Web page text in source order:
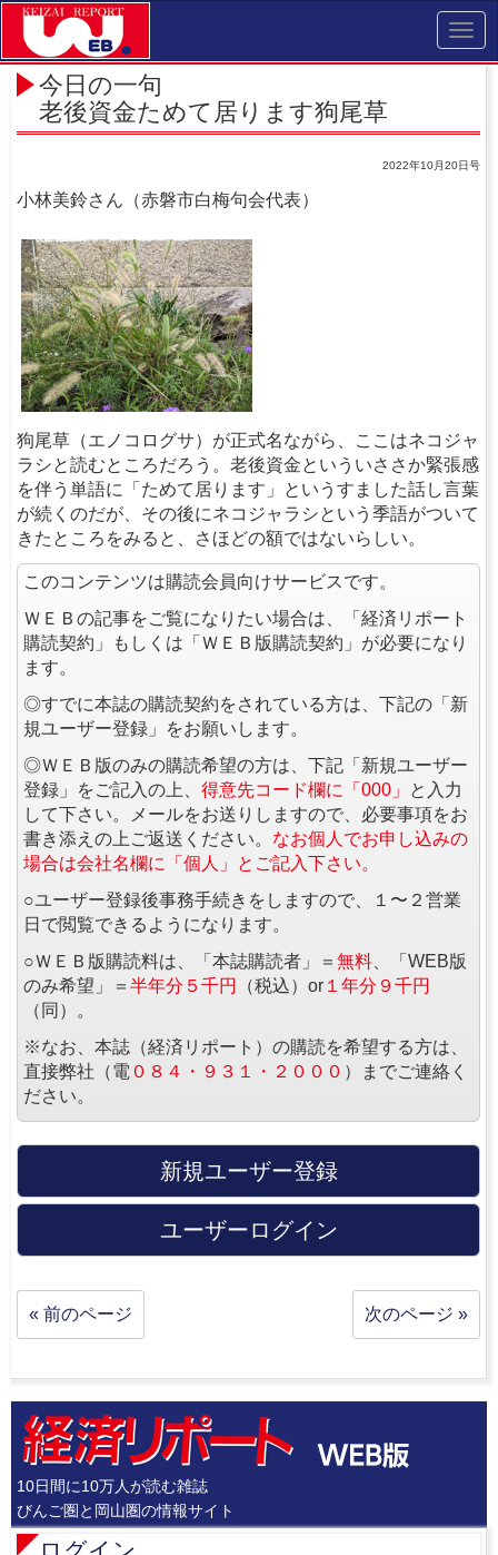
今日の一句
老後資金ためて居ります狗尾草
2022年10月20日号
小林美鈴さん（赤磐市白梅句会代表）
狗尾草（エノコログサ）が正式名ながら、ここはネコジャ
ラシと読むところだろう。老後資金といういささか緊張感
を伴う単語に「ためて居ります」というすました話し言葉
が続くのだが、その後にネコジャラシという季語がついて
きたところをみると、さほどの額ではないらしい。
このコンテンツは購読会員向けサービスです。
ＷＥＢの記事をご覧になりたい場合は、「経済リポート
購読契約」もしくは「ＷＥＢ版購読契約」が必要になり
ます。
◎すでに本誌の購読契約をされている方は、下記の「新
規ユーザー登録」をお願いします。
◎ＷＥＢ版のみの購読希望の方は、下記「新規ユーザー
登録」をご記入の上、 得意先コード欄に「000」
と入力
して下さい。メールをお送りしますので、必要事項をお
書き添えの上ご返送ください。 なお個人でお申し込みの
場合は会社名欄に「個人」とご記入下さい。
○ユーザー登録後事務手続きをしますので、１〜２営業
日で閲覧できるようになります。
○ＷＥＢ版購読料は、「本誌購読者」＝ 無料 、「WEB版
のみ希望」＝ 半年分５千円 （税込）or １年分９千円
（同）。
※なお、本誌（経済リポート）の購読を希望する方は、
直接弊社（電 ０８４・９３１・２０００ ）までご連絡く
ださい。
新規ユーザー登録
ユーザーログイン
« 前のページ 次のページ »
10日間に10万人が読む雑誌
びんご圏と岡山圏の情報サイト